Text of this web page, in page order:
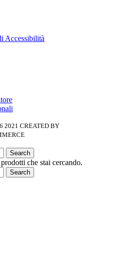
Accessibilità
2021 CREATED BY
Search
che stai cercando.
Search